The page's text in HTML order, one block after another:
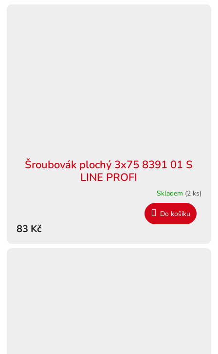
Šroubovák plochý 3x75 8391 01 S
LINE PROFI
Skladem (2 ks)
83 Kč
Do košíku